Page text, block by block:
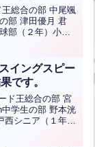
June 2026
ENG CHT
総合の部 中尾颯
部 津田優月 君
部（２年）小学5-
原...全文はクリ
イングスピー
です。
ド王総合の部 宮
学生の部 野本洸
シニア（１年）